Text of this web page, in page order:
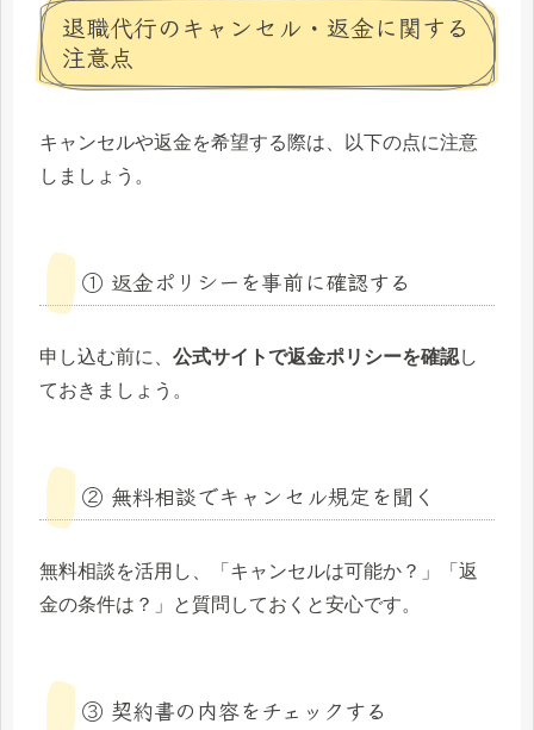
退職代行のキャンセル・返金に関する
注意点
キャンセルや返金を希望する際は、以下の点に注意
しましょう。
① 返金ポリシーを事前に確認する
申し込む前に、 公式サイトで返金ポリシーを確認し
ておきましょう。
② 無料相談でキャンセル規定を聞く
無料相談を活用し、「キャンセルは可能か？」「返
金の条件は？」と質問しておくと安心です。
③ 契約書の内容をチェックする